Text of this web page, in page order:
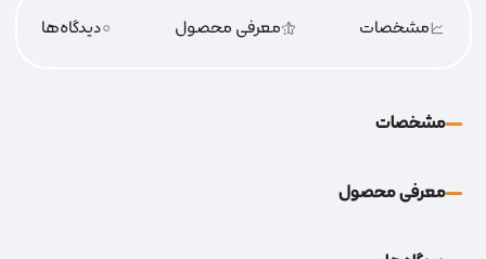
مشخصات معرفی محصول 0دیدگاه‌‌ها
مشخصات
معرفی محصول